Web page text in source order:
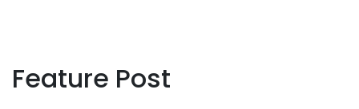
Feature Post